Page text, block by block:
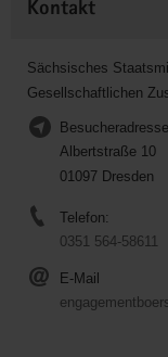
Kontakt
Sächsisches
Gesellschaftlichen
Albertstraße 10
01097 Dresden
Telefon:
0351 564-58611
E-Mail